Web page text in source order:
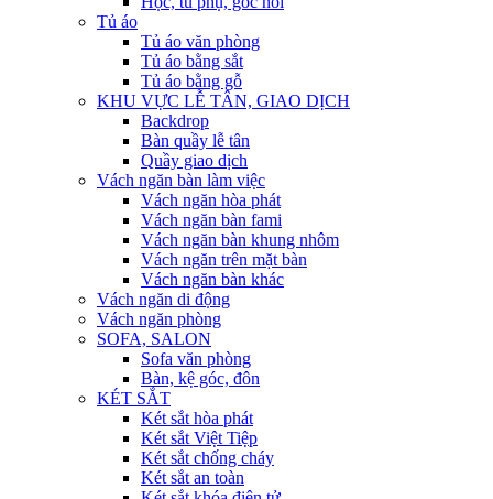
Tủ áo
Tủ áo văn phòng
Tủ áo bằng sắt
Tủ áo bằng gỗ
KHU VỰC LỄ TÂN, GIAO DỊCH
Backdrop
Bàn quầy lễ tân
Quầy giao dịch
Vách ngăn bàn làm việc
Vách ngăn hòa phát
Vách ngăn bàn fami
Vách ngăn bàn khung nhôm
Vách ngăn trên mặt bàn
Vách ngăn bàn khác
Vách ngăn di động
Vách ngăn phòng
SOFA, SALON
Sofa văn phòng
Bàn, kệ góc, đôn
KÉT SẮT
Két sắt hòa phát
Két sắt Việt Tiệp
Két sắt chống cháy
Két sắt an toàn